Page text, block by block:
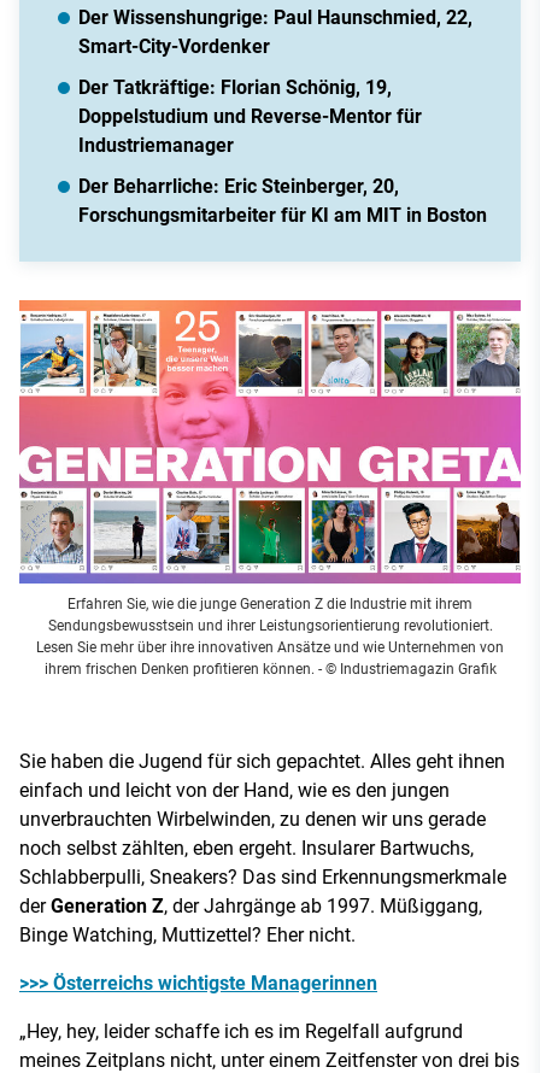
Der Wissenshungrige: Paul Haunschmied, 22,
Smart-City-Vordenker
Der Tatkräftige: Florian Schönig, 19,
Doppelstudium und Reverse-Mentor für
Industriemanager
Der Beharrliche: Eric Steinberger, 20,
Forschungsmitarbeiter für KI am MIT in Boston
Erfahren Sie, wie die junge Generation Z die Industrie mit ihrem
Sendungsbewusstsein und ihrer Leistungsorientierung revolutioniert.
Lesen Sie mehr über ihre innovativen Ansätze und wie Unternehmen von
ihrem frischen Denken profitieren können. - © Industriemagazin Grafik
Sie haben die Jugend für sich gepachtet. Alles geht ihnen
einfach und leicht von der Hand, wie es den jungen
unverbrauchten Wirbelwinden, zu denen wir uns gerade
noch selbst zählten, eben ergeht. Insularer Bartwuchs,
Schlabberpulli, Sneakers? Das sind Erkennungsmerkmale
derGeneration Z, der Jahrgänge ab 1997. Müßiggang,
Binge Watching, Muttizettel? Eher nicht.
>>> Österreichs wichtigste Managerinnen
„Hey, hey, leider schaffe ich es im Regelfall aufgrund
meines Zeitplans nicht, unter einem Zeitfenster von drei bis